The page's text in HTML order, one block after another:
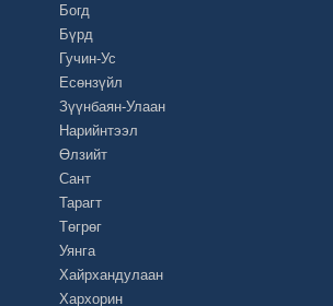
Богд
Бүрд
Гучин-Ус
Есөнзүйл
Зүүнбаян-Улаан
Нарийнтээл
Өлзийт
Сант
Тарагт
Төгрөг
Уянга
Хайрхандулаан
Хархорин